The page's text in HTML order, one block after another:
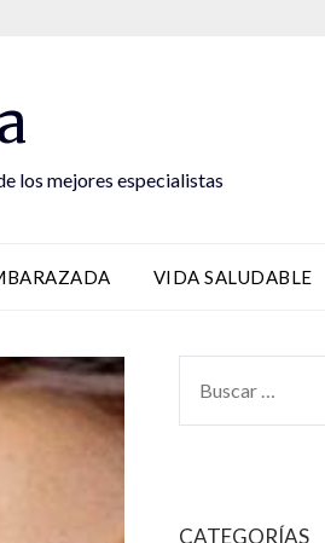
los mejores especialistas
VIDA SALUDABLE
CATEGORÍAS